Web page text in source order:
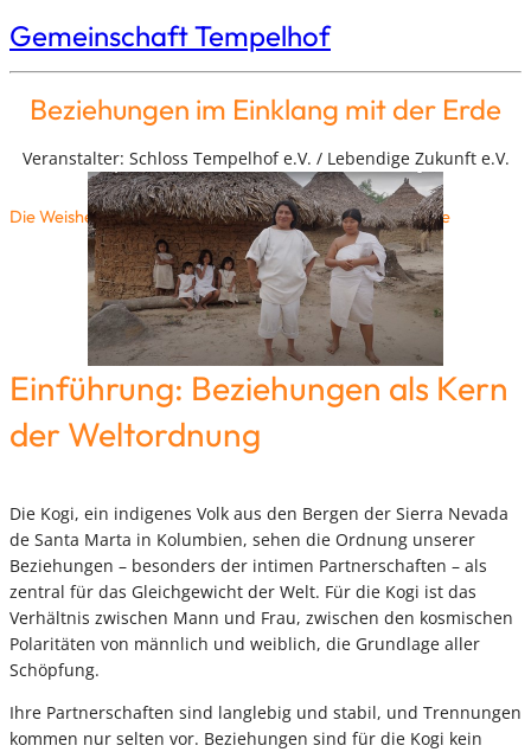
Gemeinschaft Tempelhof
Beziehungen im Einklang mit der Erde
Veranstalter: Schloss Tempelhof e.V. / Lebendige Zukunft e.V.
Die Weisheit der Kogi zu Partnerschaft und Lebensbalance
Einführung: Beziehungen als Kern
der Weltordnung
Die Kogi, ein indigenes Volk aus den Bergen der Sierra Nevada
de Santa Marta in Kolumbien, sehen die Ordnung unserer
Beziehungen – besonders der intimen Partnerschaften – als
zentral für das Gleichgewicht der Welt. Für die Kogi ist das
Verhältnis zwischen Mann und Frau, zwischen den kosmischen
Polaritäten von männlich und weiblich, die Grundlage aller
Schöpfung.
Ihre Partnerschaften sind langlebig und stabil, und Trennungen
kommen nur selten vor. Beziehungen sind für die Kogi kein